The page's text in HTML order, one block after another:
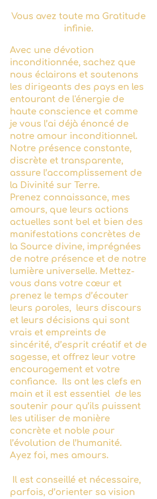
Vous avez toute ma Gratitude
infinie.
Avec une dévotion
inconditionnée, sachez que
nous éclairons et soutenons
les dirigeants des pays en les
entourant de l'énergie de
haute conscience et comme
je vous l’ai déjà énoncé de
notre amour inconditionnel.
Notre présence constante,
discrète et transparente,
assure l’accomplissement de
la Divinité sur Terre.
Prenez connaissance, mes
amours, que leurs actions
actuelles sont bel et bien des
manifestations concrètes de
la Source divine, imprégnées
de notre présence et de notre
lumière universelle. Mettez-
vous dans votre cœur et
prenez le temps d’écouter
leurs paroles, leurs discours
et leurs décisions qui sont
vrais et empreints de
sincérité, d’esprit créatif et de
sagesse, et offrez leur votre
encouragement et votre
confiance. Ils ont les clefs en
main et il est essentiel de les
soutenir pour qu’ils puissent
les utiliser de manière
concrète et noble pour
l’évolution de l’humanité.
Ayez foi, mes amours.
Il est conseillé et nécessaire,
parfois, d’orienter sa vision